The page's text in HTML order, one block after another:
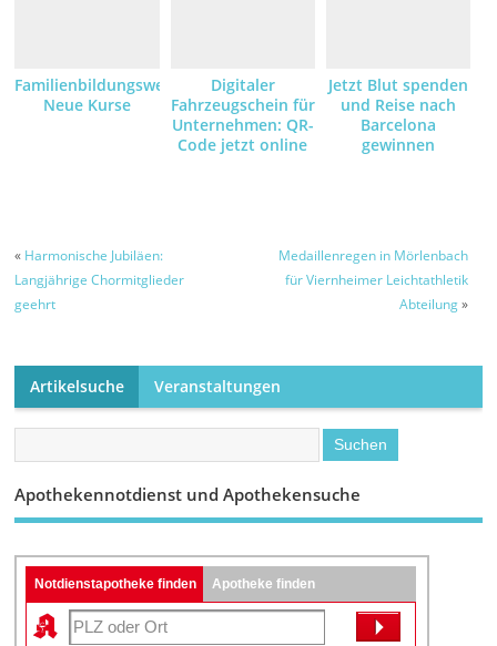
Familienbildungswerk:
Neue Kurse
Digitaler
Fahrzeugschein für
Unternehmen: QR-
Code jetzt online
Jetzt Blut spenden
und Reise nach
Barcelona
gewinnen
« Harmonische Jubiläen:
Langjährige Chormitglieder
geehrt
Medaillenregen in Mörlenbach
für Viernheimer Leichtathletik
Abteilung»
Artikelsuche Veranstaltungen
Apothekennotdienst und Apothekensuche
Notdienstapotheke finden Apotheke finden